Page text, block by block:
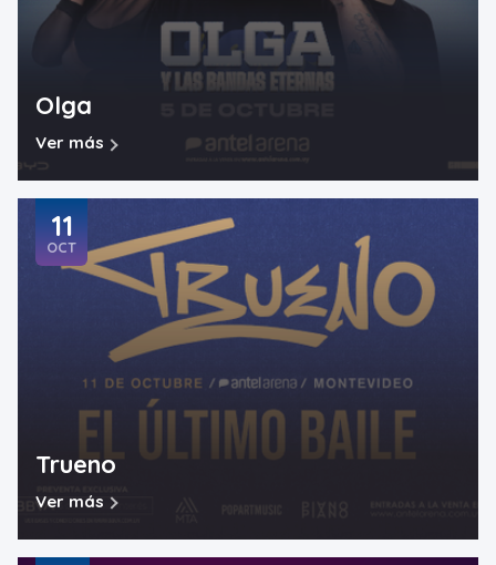
Olga
Ver más
Trueno
Ver más
11
OCT